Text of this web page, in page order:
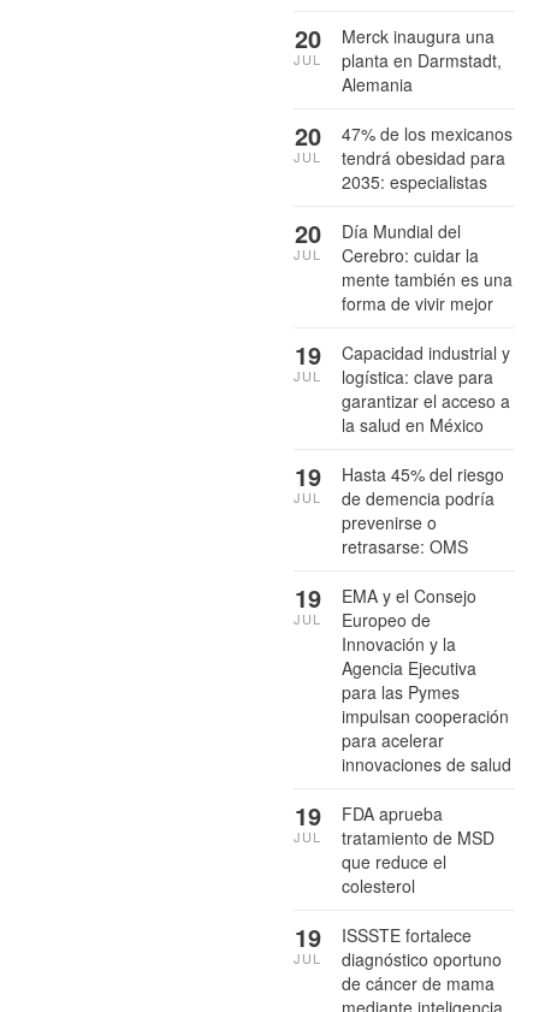
Merck inaugura una
planta en Darmstadt,
Alemania
20
JUL
47% de los mexicanos
tendrá obesidad para
2035: especialistas
20
JUL
Día Mundial del
Cerebro: cuidar la
mente también es una
forma de vivir mejor
20
JUL
Capacidad industrial y
logística: clave para
garantizar el acceso a
la salud en México
19
JUL
Hasta 45% del riesgo
de demencia podría
prevenirse o
retrasarse: OMS
19
JUL
EMA y el Consejo
Europeo de
Innovación y la
Agencia Ejecutiva
para las Pymes
impulsan cooperación
para acelerar
innovaciones de salud
19
JUL
FDA aprueba
tratamiento de MSD
que reduce el
colesterol
19
JUL
ISSSTE fortalece
diagnóstico oportuno
de cáncer de mama
mediante inteligencia
19
JUL